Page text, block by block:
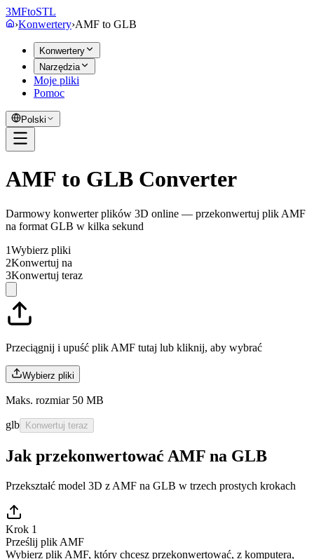
3MFtoSTL
›Konwertery›AMF to GLB
Konwertery
Narzędzia
Moje pliki
Pomoc
Polski
AMF to GLB Converter
Darmowy konwerter plików 3D online — przekonwertuj plik AMF
na format GLB w kilka sekund
1Wybierz pliki
2Konwertuj na
3Konwertuj teraz
Przeciągnij i upuść plik AMF tutaj lub kliknij, aby wybrać
Wybierz pliki
Maks. rozmiar 50 MB
glb Konwertuj teraz
Jak przekonwertować AMF na GLB
Przekształć model 3D z AMF na GLB w trzech prostych krokach
Krok 1
Prześlij plik AMF
Wybierz plik AMF, który chcesz przekonwertować, z komputera,